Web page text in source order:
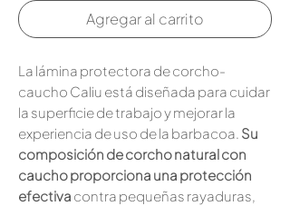
Agregar al carrito
La lámina protectora de corcho-
caucho Caliu está diseñada para cuidar
la superficie de trabajo y mejorar la
experiencia de uso de la barbacoa. Su
composición de corcho natural con
caucho proporciona una protección
efectiva contra pequeñas rayaduras,